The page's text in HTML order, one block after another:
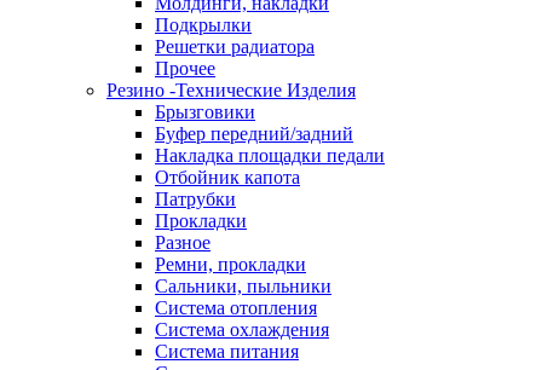
Подкрылки
Решетки радиатора
Прочее
Резино -Технические Изделия
Брызговики
Буфер передний/задний
Накладка площадки педали
Отбойник капота
Патрубки
Прокладки
Разное
Ремни, прокладки
Сальники, пыльники
Система отопления
Система охлаждения
Система питания